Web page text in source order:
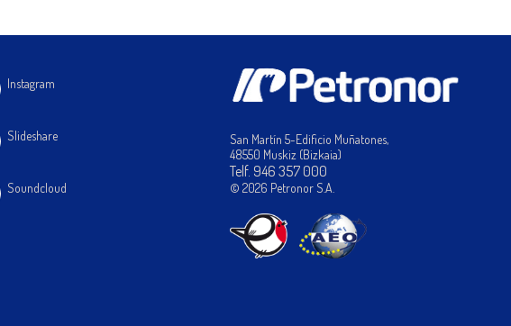
Instagram
Slideshare
Soundcloud
San Martín 5-Edificio Muñatones,
48550 Muskiz (Bizkaia)
Telf. 946 357 000
© 2026 Petronor S.A.